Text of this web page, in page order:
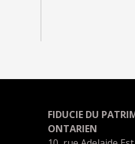
FIDUCIE DU
ONTARIEN